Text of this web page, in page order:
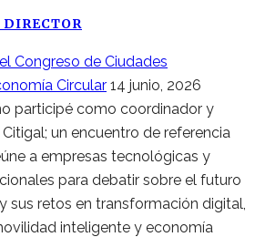
Congreso de Ciudades
Circular 14 junio, 2026
participé como coordinador y
un encuentro de referencia
a empresas tecnológicas y
para debatir sobre el futuro
sus retos en transformación digital,
inteligente y economía